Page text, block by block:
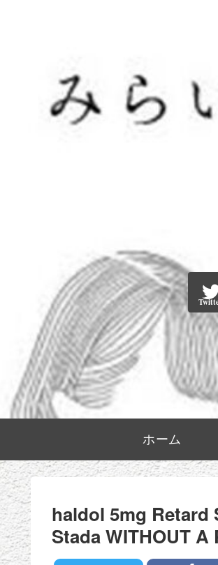
ホーム
haldol 5mg Retard
Stada WITHOUT A